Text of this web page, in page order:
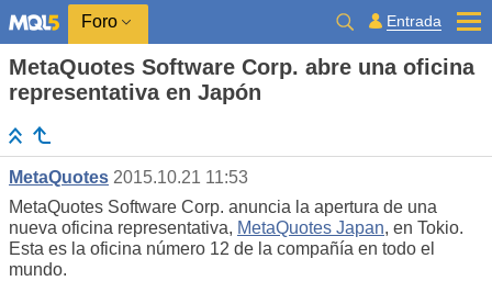
Foro Entrada
MetaQuotes Software Corp. abre una oficina
representativa en Japón
MetaQuotes 2015.10.21 11:53
MetaQuotes Software Corp. anuncia la apertura de una
nueva oficina representativa, MetaQuotes Japan, en Tokio.
Esta es la oficina número 12 de la compañía en todo el
mundo.